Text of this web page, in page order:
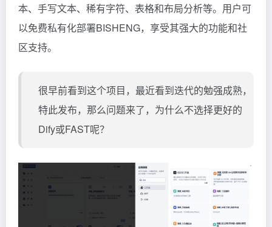
本、手写文本、稀有字符、表格和布局分析等。用户可
以免费私有化部署BISHENG，享受其强大的功能和社
区支持。
很早前看到这个项目，最近看到迭代的勉强成熟，
特此发布，那么问题来了，为什么不选择更好的
Dify或FAST呢？